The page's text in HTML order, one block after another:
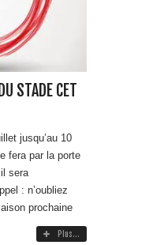
STADE CET
jusqu’au 10
fera par la porte
sera
: n’oubliez
prochaine
Plus...